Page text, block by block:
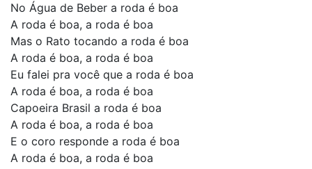
No Água de Beber a roda é boa
A roda é boa, a roda é boa
Mas o Rato tocando a roda é boa
A roda é boa, a roda é boa
Eu falei pra você que a roda é boa
A roda é boa, a roda é boa
Capoeira Brasil a roda é boa
A roda é boa, a roda é boa
E o coro responde a roda é boa
A roda é boa, a roda é boa